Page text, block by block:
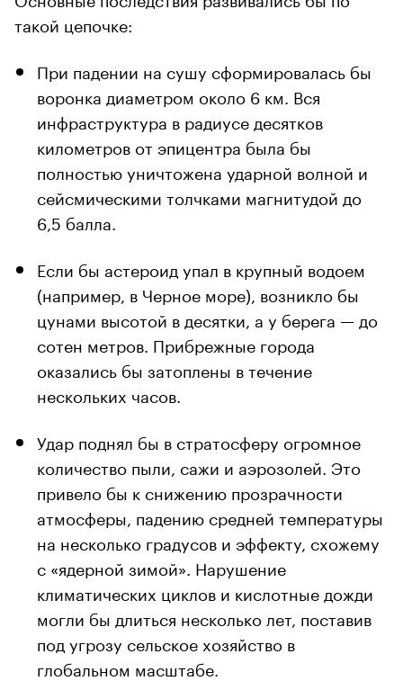
такой цепочке:
При падении на сушу сформировалась бы
воронка диаметром около 6 км. Вся
инфраструктура в радиусе десятков
километров от эпицентра была бы
полностью уничтожена ударной волной и
сейсмическими толчками магнитудой до
6,5 балла.
Если бы астероид упал в крупный водоем
(например, в Черное море), возникло бы
цунами высотой в десятки, а у берега — до
сотен метров. Прибрежные города
оказались бы затоплены в течение
нескольких часов.
Удар поднял бы в стратосферу огромное
количество пыли, сажи и аэрозолей. Это
привело бы к снижению прозрачности
атмосферы, падению средней температуры
на несколько градусов и эффекту, схожему
с «ядерной зимой». Нарушение
климатических циклов и кислотные дожди
могли бы длиться несколько лет, поставив
под угрозу сельское хозяйство в
глобальном масштабе.